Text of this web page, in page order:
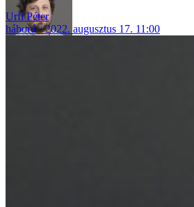
Urfi Péter
háború
2022. augusztus 17. 11:00